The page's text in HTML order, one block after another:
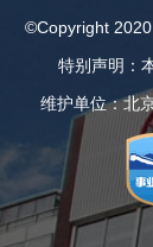
©Copyright
特别声明：
维护单位：北